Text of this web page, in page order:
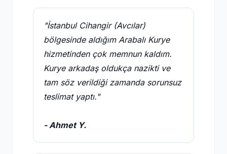
"İstanbul Cihangir (Avcılar)
bölgesinde aldığım Arabalı Kurye
hizmetinden çok memnun kaldım.
Kurye arkadaş oldukça nazikti ve
tam söz verildiği zamanda sorunsuz
teslimat yaptı."
- Ahmet Y.